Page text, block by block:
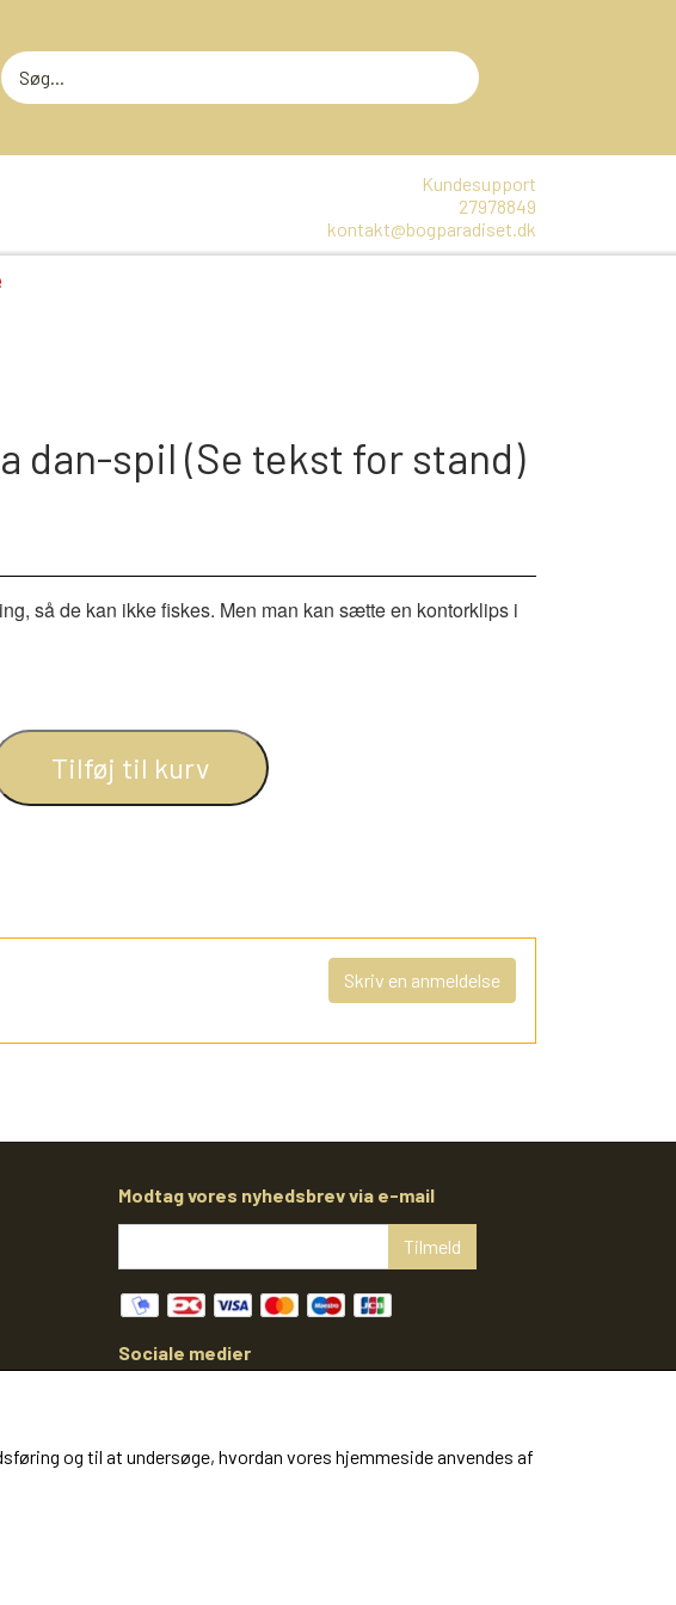
Kundesupport
27978849
kontakt@bogparadiset.dk
dan-spil (Se tekst for stand)
så de kan ikke fiskes. Men man kan sætte en kontorklips i
Tilføj til kurv
Skriv en anmeldelse
Modtag vores nyhedsbrev via e-mail
Tilmeld
Sociale medier
og til at undersøge, hvordan vores hjemmeside anvendes af